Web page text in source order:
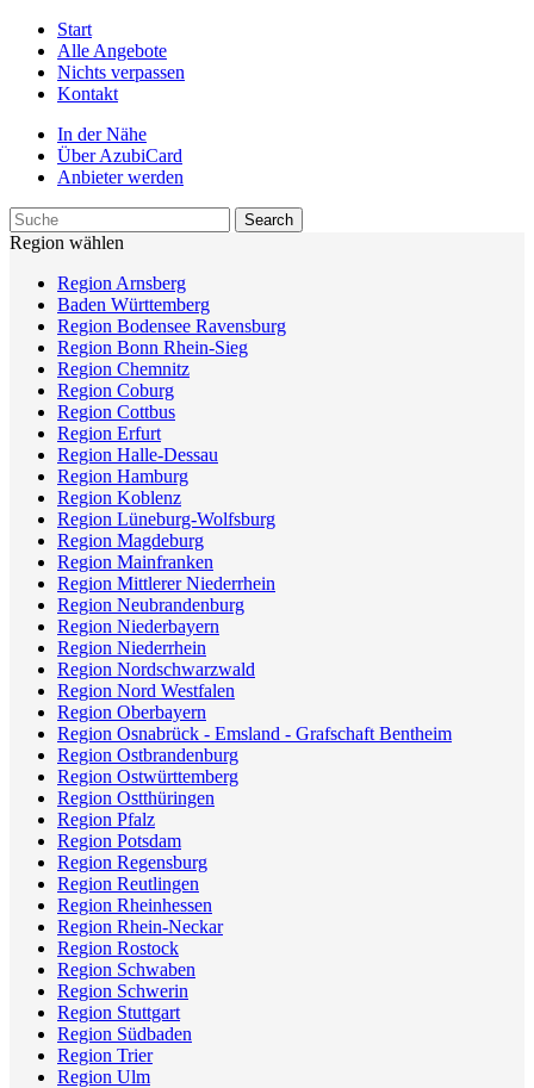
Start
Alle Angebote
Nichts verpassen
Kontakt
In der Nähe
Über AzubiCard
Anbieter werden
Region wählen
Region Arnsberg
Baden Württemberg
Region Bodensee Ravensburg
Region Bonn Rhein-Sieg
Region Chemnitz
Region Coburg
Region Cottbus
Region Erfurt
Region Halle-Dessau
Region Hamburg
Region Koblenz
Region Lüneburg-Wolfsburg
Region Magdeburg
Region Mainfranken
Region Mittlerer Niederrhein
Region Neubrandenburg
Region Niederbayern
Region Niederrhein
Region Nordschwarzwald
Region Nord Westfalen
Region Oberbayern
Region Osnabrück - Emsland - Grafschaft Bentheim
Region Ostbrandenburg
Region Ostwürttemberg
Region Ostthüringen
Region Pfalz
Region Potsdam
Region Regensburg
Region Reutlingen
Region Rheinhessen
Region Rhein-Neckar
Region Rostock
Region Schwaben
Region Schwerin
Region Stuttgart
Region Südbaden
Region Trier
Region Ulm